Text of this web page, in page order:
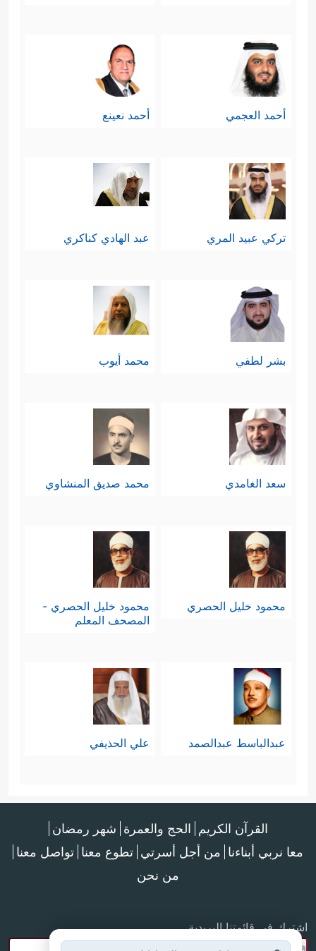
أحمد العجمي أحمد نعينع
تركي عبيد المري عبد الهادي كناكري
بشر لطفي محمد أيوب
سعد الغامدي محمد صديق المنشاوي
محمود خليل الحصري
محمود خليل الحصري -
المصحف المعلم
عبدالباسط عبدالصمد علي الحذيفي
القرآن الكريم الحج والعمرة شهر رمضان
معا نربي أبناءنا من أجل أسرتي تطوع معنا تواصل معنا
من نحن
اشترك في قائمتنا البريدية